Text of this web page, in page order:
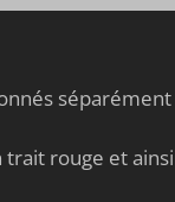
séparément
rouge et